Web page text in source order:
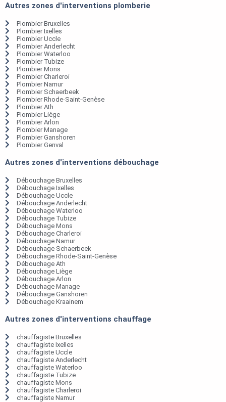
Autres zones d'interventions plomberie
Plombier Bruxelles
Plombier Ixelles
Plombier Uccle
Plombier Anderlecht
Plombier Waterloo
Plombier Tubize
Plombier Mons
Plombier Charleroi
Plombier Namur
Plombier Schaerbeek
Plombier Rhode-Saint-Genèse
Plombier Ath
Plombier Liège
Plombier Arlon
Plombier Manage
Plombier Ganshoren
Plombier Genval
Autres zones d'interventions débouchage
Débouchage Bruxelles
Débouchage Ixelles
Débouchage Uccle
Débouchage Anderlecht
Débouchage Waterloo
Débouchage Tubize
Débouchage Mons
Débouchage Charleroi
Débouchage Namur
Débouchage Schaerbeek
Débouchage Rhode-Saint-Genèse
Débouchage Ath
Débouchage Liège
Débouchage Arlon
Débouchage Manage
Débouchage Ganshoren
Débouchage Kraainem
Autres zones d'interventions chauffage
chauffagiste Bruxelles
chauffagiste Ixelles
chauffagiste Uccle
chauffagiste Anderlecht
chauffagiste Waterloo
chauffagiste Tubize
chauffagiste Mons
chauffagiste Charleroi
chauffagiste Namur